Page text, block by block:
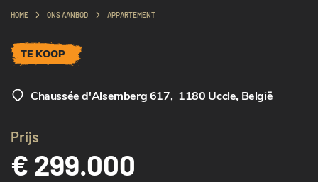
HOME ONS AANBOD APPARTEMENT
TE KOOP
Chaussée d'Alsemberg 617, 1180 Uccle, België
Prijs
€ 299.000